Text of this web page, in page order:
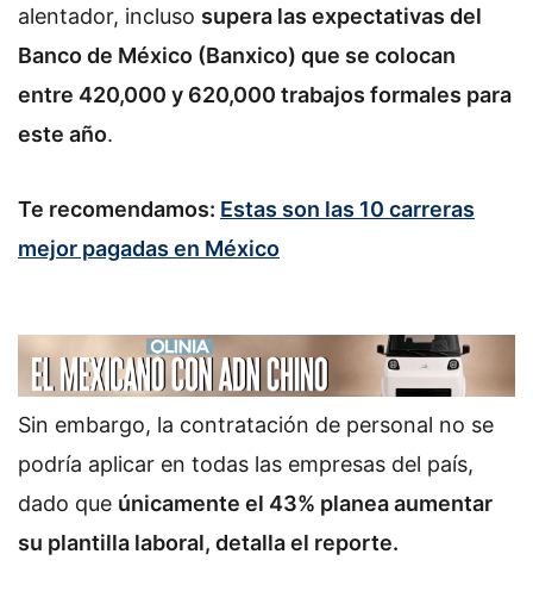
alentador, incluso supera las expectativas del
Banco de México (Banxico) que se colocan
entre 420,000 y 620,000 trabajos formales para
este año.
Te recomendamos: Estas son las 10 carreras
mejor pagadas en México
Sin embargo, la contratación de personal no se
podría aplicar en todas las empresas del país,
dado que únicamente el 43% planea aumentar
su plantilla laboral, detalla el reporte.